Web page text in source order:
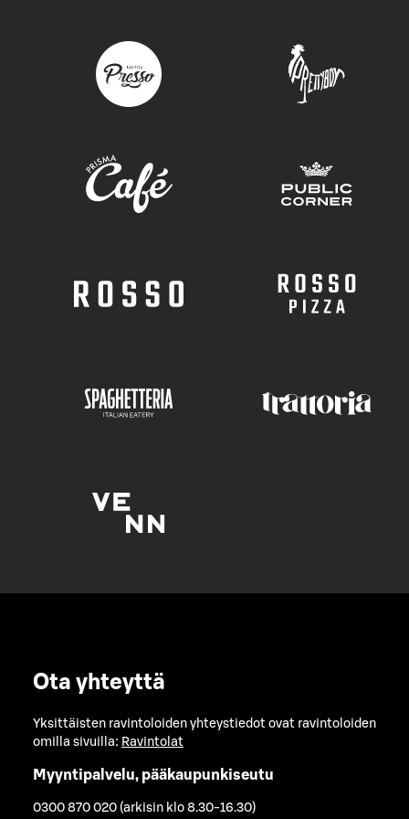
Ota yhteyttä
Yksittäisten ravintoloiden yhteystiedot ovat ravintoloiden
omilla sivuilla: Ravintolat
Myyntipalvelu, pääkaupunkiseutu
0300 870 020 (arkisin klo 8.30-16.30)